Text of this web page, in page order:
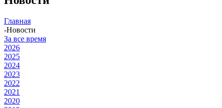
Главная
-Новости
За все время
2026
2025
2024
2023
2022
2021
2020